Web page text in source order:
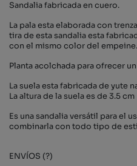
Sandalia fabricada en cuero.
La pala esta elaborada con
tira de esta sandalia esta
con el mismo color del empeine.
Planta acolchada para ofrecer
La suela esta fabricada de yute
La altura de la suela es de 3.5 cm
Es una sandalia versátil para el
combinarla con todo tipo de
ENVÍOS (?)